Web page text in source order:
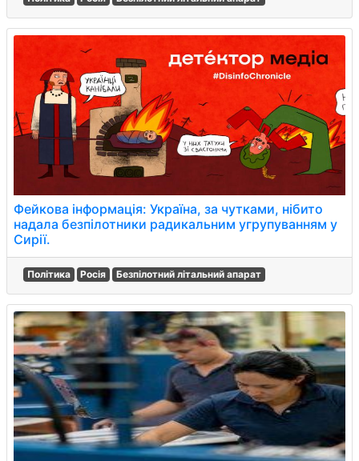
Фейкова інформація: Україна, за чутками, нібито
надала безпілотники радикальним угрупуванням у
Сирії.
Політика Росія Безпілотний літальний апарат